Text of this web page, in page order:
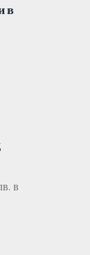
в
в